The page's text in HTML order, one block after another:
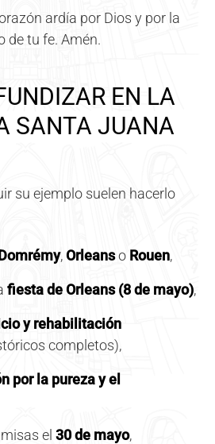
ardía por Dios y por la
de tu fe. Amén.
EN LA
SANTA JUANA
su ejemplo suelen hacerlo
,Orleanso Rouen,
fiesta de Orleans (8 de mayo),
y rehabilitación
completos),
por la pureza y el
el 30 de mayo,